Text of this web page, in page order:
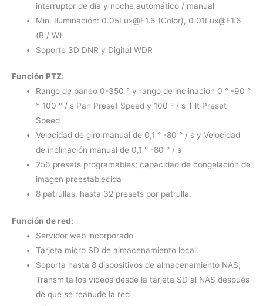
interruptor de día y noche automático / manual
Min. Iluminación: 0.05Lux@F1.6 (Color), 0.01Lux@F1.6
(B / W)
Soporte 3D DNR y Digital WDR
Función PTZ:
Rango de paneo 0-350 ° y rango de inclinación 0 ° -90 °
* 100 ° / s Pan Preset Speed ​​y 100 ° / s Tilt Preset
Speed
Velocidad de giro manual de 0,1 ° -80 ° / s y Velocidad
de inclinación manual de 0,1 ° -80 ° / s
256 presets programables; capacidad de congelación de
imagen preestablecida
8 patrullas, hasta 32 presets por patrulla.
Función de red:
Servidor web incorporado
Tarjeta micro SD de almacenamiento local.
Soporta hasta 8 dispositivos de almacenamiento NAS;
Transmita los videos desde la tarjeta SD al NAS después
de que se reanude la red